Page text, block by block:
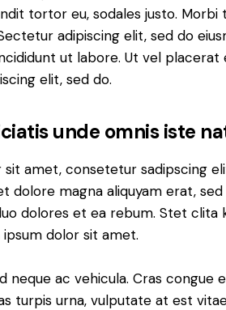
tortor eu, sodales justo.
adipiscing elit, sed do
ut labore. Ut vel
elit, sed do.
unde omnis iste
sit amet, consetetur sadipscing
dolore magna aliquyam erat,
dolores et ea rebum. Stet clita
dolor sit amet.
neque ac vehicula. Cras congue
turpis urna, vulputate at est